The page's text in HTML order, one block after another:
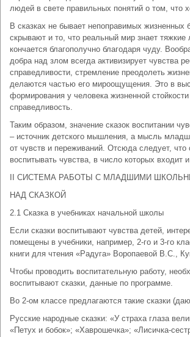
людей в свете правильных понятий о том, что
В сказках не бывает непоправимых жизненных
скрывают и то, что реальный мир знает
кончается благополучно благодаря чуду.
добра над злом всегда активизирует чувства
справедливости, стремление прео­долеть
делаются частью его миро­ощущения. Это в
формирования у чело­века жизненной
справедливость.
Таким образом, значение сказок воспитании
– источник детского мышления, а мысль
от чувств и переживаний. Отсюда следует,
воспитывать чувства, в число которых входит и
II СИСТЕМА РАБОТЫ С МЛАДШИМИ
НАД СКАЗКОЙ
2.1 Сказка в учебниках начальной школы
Если сказки воспитывают чувства детей,
помещены в учебники, например, 2-го и 3-го
книги для чтения «Радуга» Воропаевой В.С.,
Чтобы проводить воспитательную работу,
воспитывают сказки, данные по программе.
Во 2-ом классе предлагаются такие сказки
Русские народные сказки: «У страха глаза
«Петух и бобок»; «Хаврошечка»; «Лисичка-